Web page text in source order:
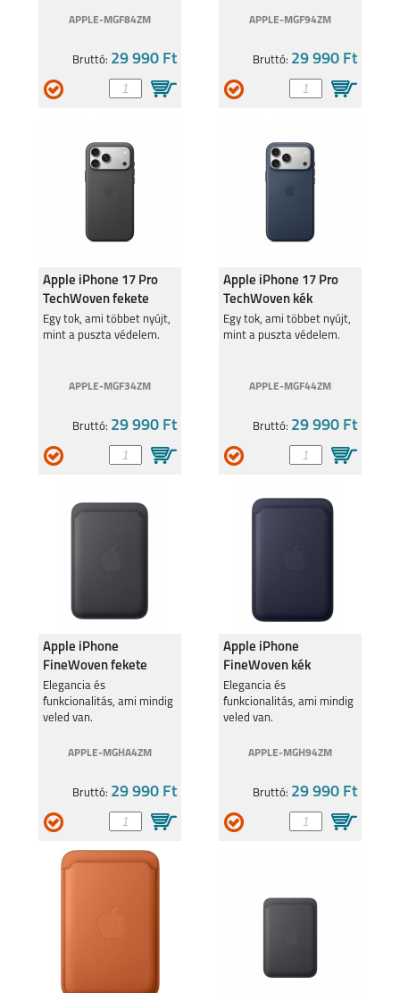
APPLE-MGF84ZM
Bruttó: 29 990 Ft
APPLE-MGF94ZM
Bruttó: 29 990 Ft
Apple iPhone 17 Pro
TechWoven fekete
szövettok
Egy tok, ami többet nyújt,
mint a puszta védelem.
APPLE-MGF34ZM
Bruttó: 29 990 Ft
Apple iPhone 17 Pro
TechWoven kék
szövettok
Egy tok, ami többet nyújt,
mint a puszta védelem.
APPLE-MGF44ZM
Bruttó: 29 990 Ft
Apple iPhone
FineWoven fekete
szövettárca
Elegancia és
funkcionalitás, ami mindig
veled van.
APPLE-MGHA4ZM
Bruttó: 29 990 Ft
Apple iPhone
FineWoven kék
szövettárca
Elegancia és
funkcionalitás, ami mindig
veled van.
APPLE-MGH94ZM
Bruttó: 29 990 Ft